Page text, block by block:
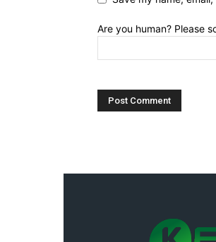
Are you human? Please